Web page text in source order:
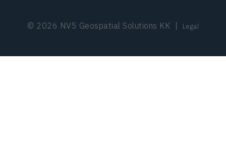
© 2026 NV5 Geospatial Solutions KK Legal